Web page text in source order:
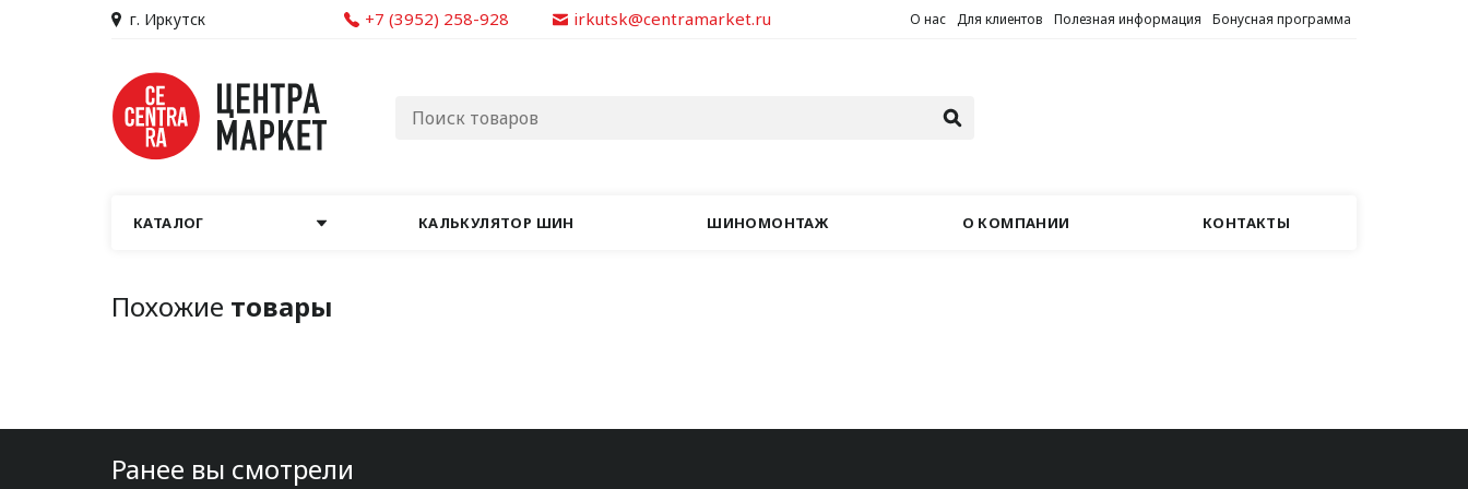
г. Иркутск +7 (3952) 258-928 irkutsk@centramarket.ru О нас Для клиентов Полезная информация Бонусная программа
КАТАЛОГ КАЛЬКУЛЯТОР ШИН ШИНОМОНТАЖ О КОМПАНИИ КОНТАКТЫ
Похожие товары
Ранее вы смотрели